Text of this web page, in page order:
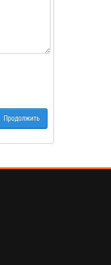
Продолжить